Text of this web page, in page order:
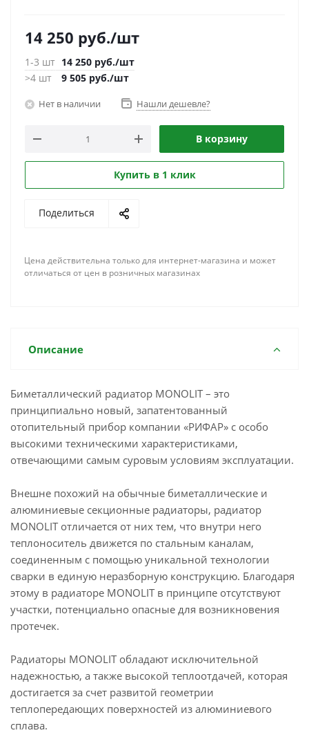
14 250 руб./шт
1-3 шт 14 250 руб./шт
>4 шт
9 505 руб./шт
Нет в наличии Нашли дешевле?
В корзину
Купить в 1 клик
Поделиться
Цена действительна только для интернет-магазина и может
отличаться от цен в розничных магазинах
Описание
Биметаллический радиатор MONOLIT – это
принципиально новый, запатентованный
отопительный прибор компании «РИФАР» с особо
высокими техническими характеристиками,
отвечающими самым суровым условиям эксплуатации.
Внешне похожий на обычные биметаллические и
алюминиевые секционные радиаторы, радиатор
MONOLIT отличается от них тем, что внутри него
теплоноситель движется по стальным каналам,
соединенным с помощью уникальной технологии
сварки в единую неразборную конструкцию. Благодаря
этому в радиаторе MONOLIT в принципе отсутствуют
участки, потенциально опасные для возникновения
протечек.
Радиаторы MONOLIT обладают исключительной
надежностью, а также высокой теплоотдачей, которая
достигается за счет развитой геометрии
теплопередающих поверхностей из алюминиевого
сплава.